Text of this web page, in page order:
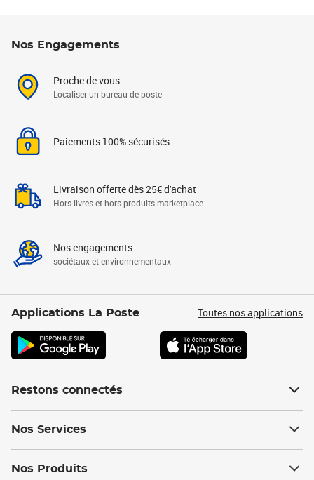
Nos Engagements
Proche de vous
Localiser un bureau de poste
Paiements 100% sécurisés
Livraison offerte dès 25€ d'achat
Hors livres et hors produits marketplace
Nos engagements
sociétaux et environnementaux
Applications La Poste Toutes nos applications
Restons connectés
Nos Services
Nos Produits